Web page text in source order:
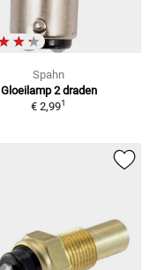
Spahn
Gloeilamp 2 draden
€ 2,991